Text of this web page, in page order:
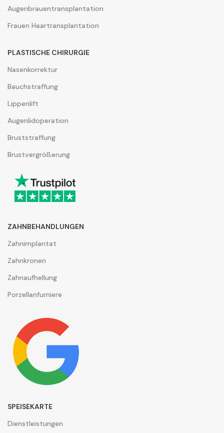
Augenbrauentransplantation
Frauen Haartransplantation
PLASTISCHE CHIRURGIE
Nasenkorrektur
Bauchstraffung
Lippenlift
Augenlidoperation
Bruststraffung
Brustvergrößerung
ZAHNBEHANDLUNGEN
Zahnimplantat
Zahnkronen
Zahnaufhellung
Porzellanfurniere
SPEISEKARTE
Dienstleistungen